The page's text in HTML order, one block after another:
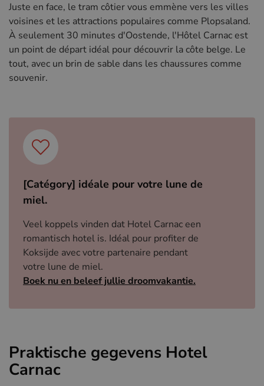
Juste en face, le tram côtier vous emmène vers les villes
voisines et les attractions populaires comme Plopsaland.
À seulement 30 minutes d'Oostende, l'Hôtel Carnac est
un point de départ idéal pour découvrir la côte belge. Le
tout, avec un brin de sable dans les chaussures comme
souvenir.
[Catégory] idéale pour votre lune de
miel.
Veel koppels vinden dat Hotel Carnac een
romantisch hotel is. Idéal pour profiter de
Koksijde avec votre partenaire pendant
votre lune de miel.
Boek nu en beleef jullie droomvakantie.
Praktische gegevens Hotel
Carnac